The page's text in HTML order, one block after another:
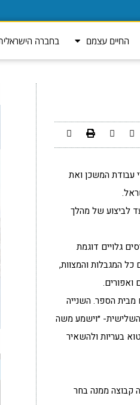
החיים עצמם בחברה
עבודת המשכן ואת
לביצוע של מהלך
גלויים דוגמת
כל המגבלות והמצוות,
ואפורים.
הספר. השנייה
״וישמע משה
בעריות ולהשאיר
קבוצה ממנה בחר